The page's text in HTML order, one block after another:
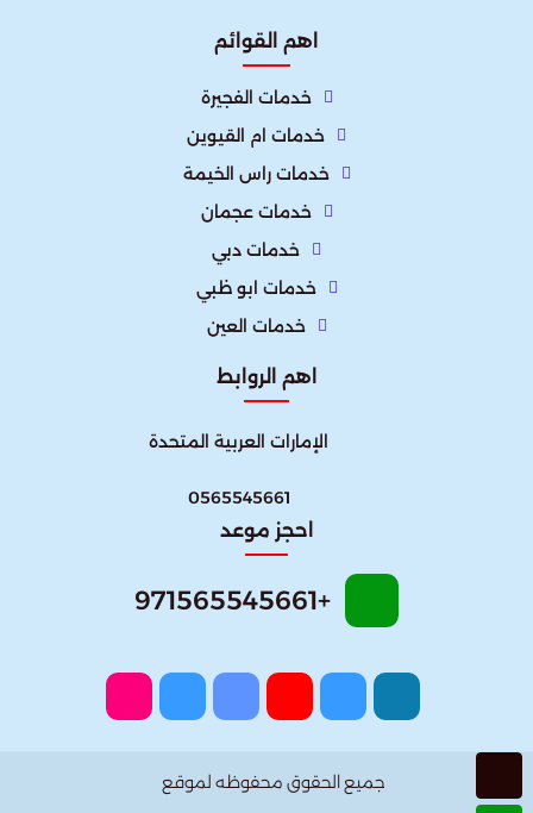
اهم القوائم
خدمات الفجيرة
خدمات ام القيوين
خدمات راس الخيمة
خدمات عجمان
خدمات دبي
خدمات ابو ظبي
خدمات العين
اهم الروابط
الإمارات العربية المتحدة​
0565545661
احجز موعد
+971565545661
جميع الحقوق محفوظه لموقع